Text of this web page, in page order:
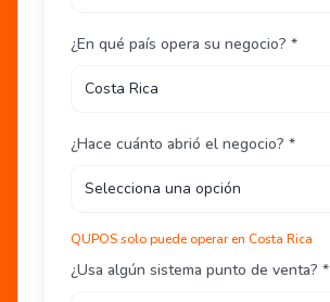
¿En qué país opera su negocio? *
Costa Rica
¿Hace cuánto abrió el negocio? *
Selecciona una opción
QUPOS solo puede operar en Costa Rica
¿Usa algún sistema punto de venta? *